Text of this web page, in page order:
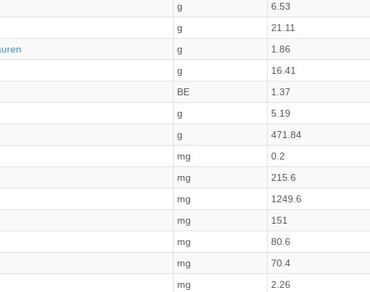
g 6.53
g 21.11
g 1.86
g 16.41
BE 1.37
g 5.19
g 471.84
mg 0.2
mg 215.6
mg 1249.6
mg 151
mg 80.6
mg 70.4
mg 2.26